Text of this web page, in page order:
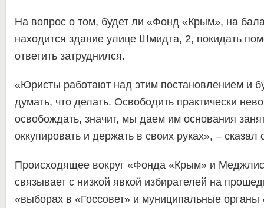
На вопрос о том, будет ли «Фонд «Крым», на
находится здание улице Шмидта, 2, покидать
ответить затруднился.
«Юристы работают над этим постановлением и
думать, что делать. Освободить практически
освобождать, значит, мы даем им основания
оккупировать и держать в своих руках», – сказал
Происходящее вокруг «Фонда «Крым» и
связывает с низкой явкой избирателей на
«выборах в «Госсовет» и муниципальные органы